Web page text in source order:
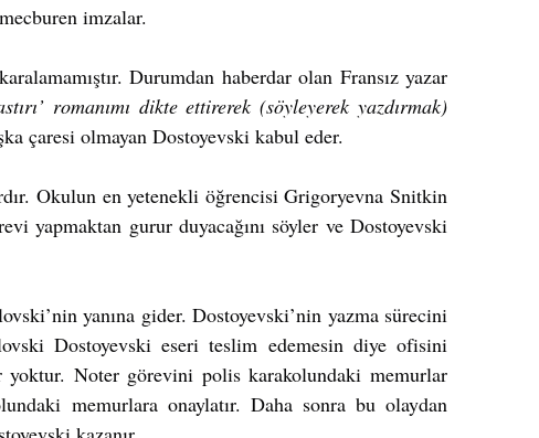
imzalar.
Durumdan haberdar olan Fransız yazar
romanımı dikte ettirerek (söyleyerek yazdırmak)
çaresi olmayan Dostoyevski kabul eder.
Okulun en yetenekli öğrencisi Grigoryevna Snitkin
yapmaktan gurur duyacağını söyler ve Dostoyevski
yanına gider. Dostoyevski’nin yazma sürecini
Dostoyevski eseri teslim edemesin diye ofisini
yoktur. Noter görevini polis karakolundaki memurlar
memurlara onaylatır. Daha sonra bu olaydan